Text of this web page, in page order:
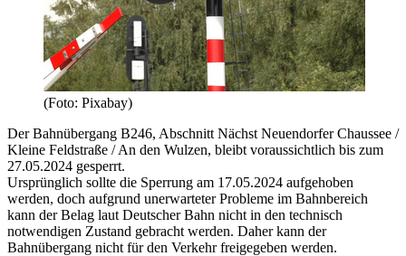
(Foto: Pixabay)
Der Bahnübergang B246, Abschnitt Nächst Neuendorfer Chaussee /
Kleine Feldstraße / An den Wulzen, bleibt voraussichtlich bis zum
27.05.2024 gesperrt.
Ursprünglich sollte die Sperrung am 17.05.2024 aufgehoben
werden, doch aufgrund unerwarteter Probleme im Bahnbereich
kann der Belag laut Deutscher Bahn nicht in den technisch
notwendigen Zustand gebracht werden. Daher kann der
Bahnübergang nicht für den Verkehr freigegeben werden.